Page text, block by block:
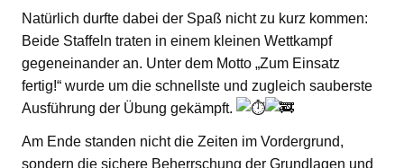
Natürlich durfte dabei der Spaß nicht zu kurz kommen:
Beide Staffeln traten in einem kleinen Wettkampf
gegeneinander an. Unter dem Motto „Zum Einsatz
fertig!“ wurde um die schnellste und zugleich sauberste
Ausführung der Übung gekämpft.
Am Ende standen nicht die Zeiten im Vordergrund,
sondern die sichere Beherrschung der Grundlagen und